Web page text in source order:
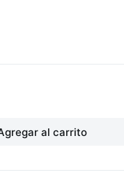
al carrito